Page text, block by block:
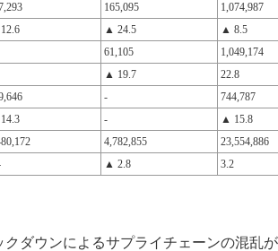
165,095
1,074,987
▲ 24.5 ▲ 8.5
61,105
1,049,174
▲ 19.7 22.8
-
744,787
- ▲ 15.8
4,782,855
23,554,886
▲ 2.8
3.2
ダウンによるサプライチェーンの混乱